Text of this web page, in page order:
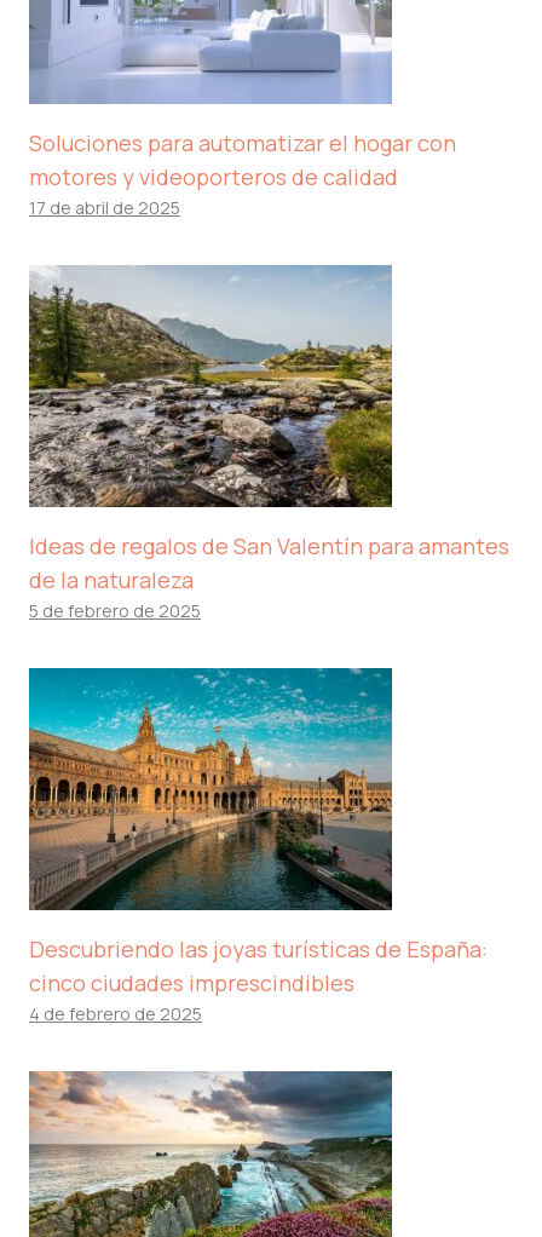
Soluciones para automatizar el hogar con
motores y videoporteros de calidad
17 de abril de 2025
Ideas de regalos de San Valentín para amantes
de la naturaleza
5 de febrero de 2025
Descubriendo las joyas turísticas de España:
cinco ciudades imprescindibles
4 de febrero de 2025